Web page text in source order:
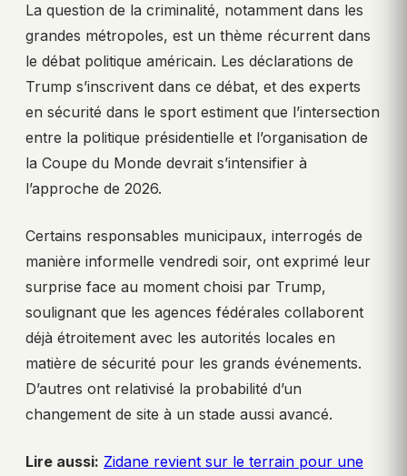
La question de la criminalité, notamment dans les
grandes métropoles, est un thème récurrent dans
le débat politique américain. Les déclarations de
Trump s’inscrivent dans ce débat, et des experts
en sécurité dans le sport estiment que l’intersection
entre la politique présidentielle et l’organisation de
la Coupe du Monde devrait s’intensifier à
l’approche de 2026.
Certains responsables municipaux, interrogés de
manière informelle vendredi soir, ont exprimé leur
surprise face au moment choisi par Trump,
soulignant que les agences fédérales collaborent
déjà étroitement avec les autorités locales en
matière de sécurité pour les grands événements.
D’autres ont relativisé la probabilité d’un
changement de site à un stade aussi avancé.
Lire aussi: Zidane revient sur le terrain pour une